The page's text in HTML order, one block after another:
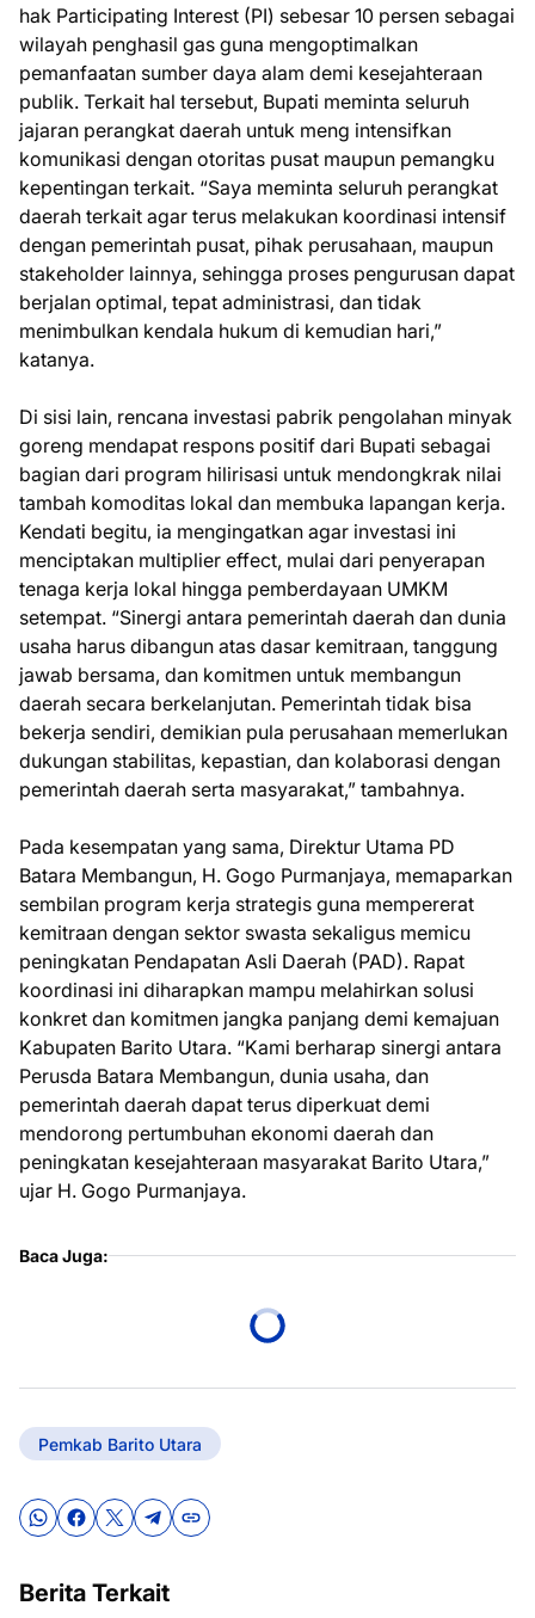
hak Participating Interest (PI) sebesar 10 persen sebagai
wilayah penghasil gas guna mengoptimalkan
pemanfaatan sumber daya alam demi kesejahteraan
publik. Terkait hal tersebut, Bupati meminta seluruh
jajaran perangkat daerah untuk meng intensifkan
komunikasi dengan otoritas pusat maupun pemangku
kepentingan terkait. “Saya meminta seluruh perangkat
daerah terkait agar terus melakukan koordinasi intensif
dengan pemerintah pusat, pihak perusahaan, maupun
stakeholder lainnya, sehingga proses pengurusan dapat
berjalan optimal, tepat administrasi, dan tidak
menimbulkan kendala hukum di kemudian hari,”
katanya.
Di sisi lain, rencana investasi pabrik pengolahan minyak
goreng mendapat respons positif dari Bupati sebagai
bagian dari program hilirisasi untuk mendongkrak nilai
tambah komoditas lokal dan membuka lapangan kerja.
Kendati begitu, ia mengingatkan agar investasi ini
menciptakan multiplier effect, mulai dari penyerapan
tenaga kerja lokal hingga pemberdayaan UMKM
setempat. “Sinergi antara pemerintah daerah dan dunia
usaha harus dibangun atas dasar kemitraan, tanggung
jawab bersama, dan komitmen untuk membangun
daerah secara berkelanjutan. Pemerintah tidak bisa
bekerja sendiri, demikian pula perusahaan memerlukan
dukungan stabilitas, kepastian, dan kolaborasi dengan
pemerintah daerah serta masyarakat,” tambahnya.
Pada kesempatan yang sama, Direktur Utama PD
Batara Membangun, H. Gogo Purmanjaya, memaparkan
sembilan program kerja strategis guna mempererat
kemitraan dengan sektor swasta sekaligus memicu
peningkatan Pendapatan Asli Daerah (PAD). Rapat
koordinasi ini diharapkan mampu melahirkan solusi
konkret dan komitmen jangka panjang demi kemajuan
Kabupaten Barito Utara. “Kami berharap sinergi antara
Perusda Batara Membangun, dunia usaha, dan
pemerintah daerah dapat terus diperkuat demi
mendorong pertumbuhan ekonomi daerah dan
peningkatan kesejahteraan masyarakat Barito Utara,”
ujar H. Gogo Purmanjaya.
Baca Juga:
Pemkab Barito Utara
Berita Terkait